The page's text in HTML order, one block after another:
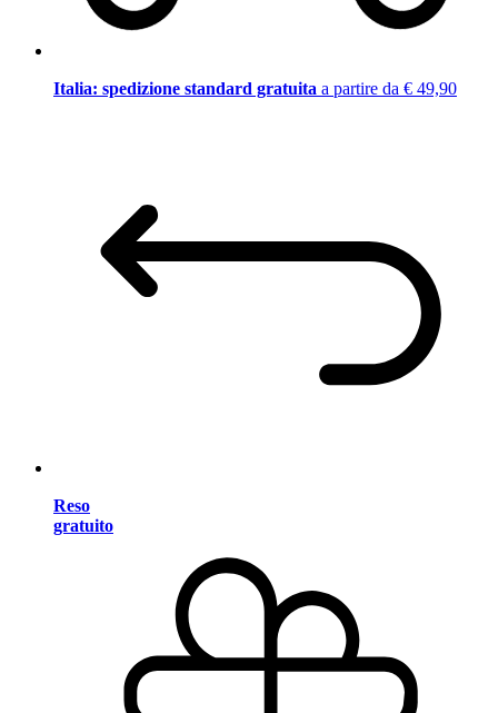
Italia: spedizione standard gratuita a partire da € 49,90
Reso
gratuito